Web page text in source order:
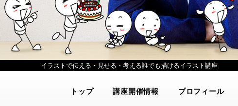
イラストで伝える・見せる・考える誰でも描けるイラスト講座
トップ 講座開催情報 プロフィール